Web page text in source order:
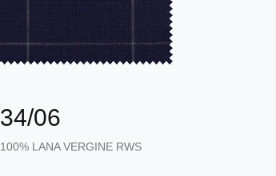
34/06
100% LANA VERGINE RWS